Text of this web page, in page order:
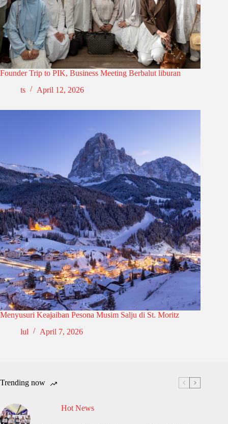
Founder Trip to PIK, Business Meeting Berbalut liburan
ts
April 12, 2026
Menyusuri Keajaiban Pesona Musim Salju di St. Moritz
lul
April 7, 2026
Trending now
Hot News